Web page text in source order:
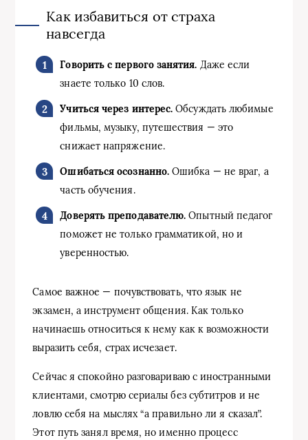
Как избавиться от страха
навсегда
Говорить с первого занятия. Даже если
знаете только 10 слов.
Учиться через интерес. Обсуждать любимые
фильмы, музыку, путешествия — это
снижает напряжение.
Ошибаться осознанно. Ошибка — не враг, а
часть обучения.
Доверять преподавателю. Опытный педагог
поможет не только грамматикой, но и
уверенностью.
Самое важное — почувствовать, что язык не
экзамен, а инструмент общения. Как только
начинаешь относиться к нему как к возможности
выразить себя, страх исчезает.
Сейчас я спокойно разговариваю с иностранными
клиентами, смотрю сериалы без субтитров и не
ловлю себя на мыслях “а правильно ли я сказал”.
Этот путь занял время, но именно процесс